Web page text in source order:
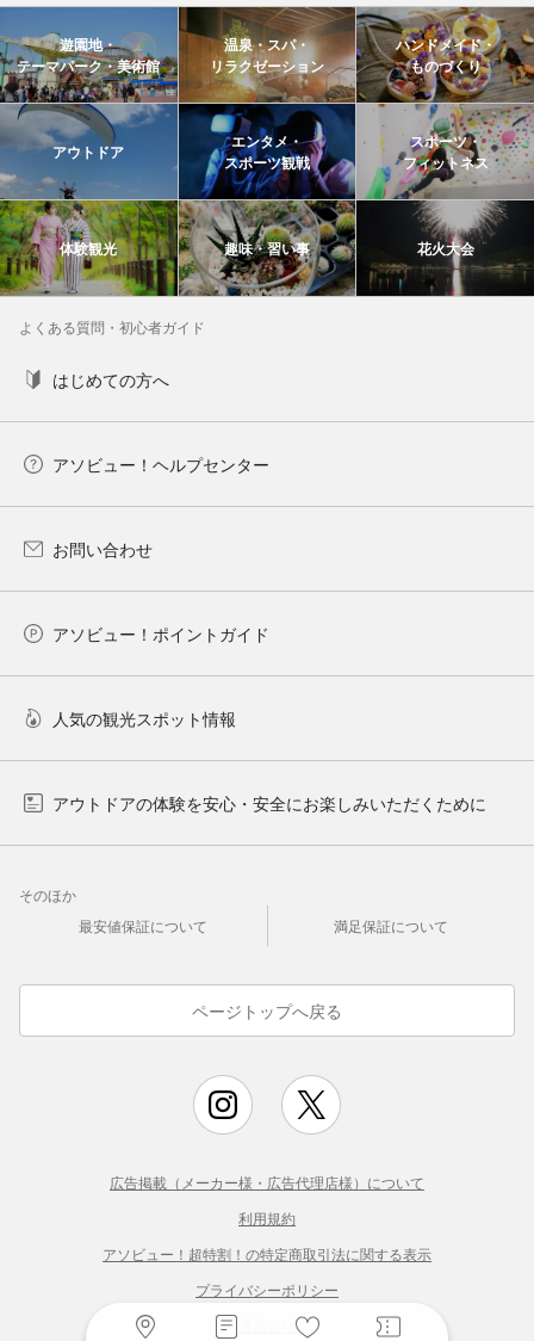
遊園地・
テーマパーク・美術館
温泉・スパ・
リラクゼーション
ハンドメイド・
ものづくり
アウトドア
エンタメ・
スポーツ観戦
スポーツ・
フィットネス
体験観光 趣味・習い事 花火大会
よくある質問・初心者ガイド
はじめての方へ
アソビュー！ヘルプセンター
お問い合わせ
アソビュー！ポイントガイド
人気の観光スポット情報
アウトドアの体験を安心・安全にお楽しみいただくために
そのほか
最安値保証について
満足保証について
ページトップへ戻る
広告掲載（メーカー様・広告代理店様）について
利用規約
アソビュー！超特割！の特定商取引法に関する表示
プライバシーポリシー